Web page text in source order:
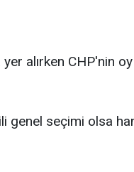
alırken CHP'nin
genel seçimi olsa